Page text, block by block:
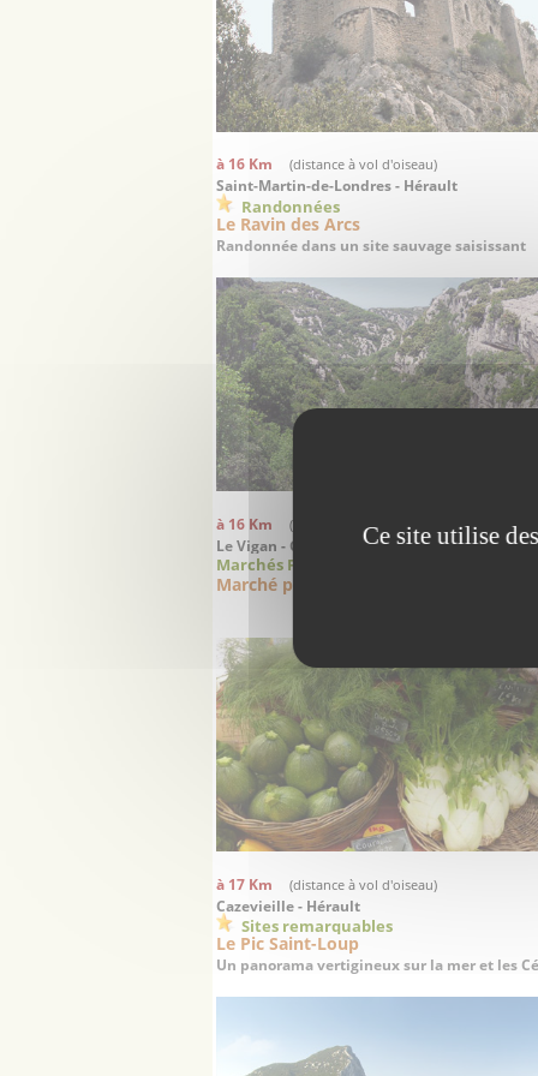
à 16 Km (distance à vol d'oiseau)
Saint-Martin-de-Londres - Hérault
Randonnées
Le Ravin des Arcs
Randonnée dans un site sauvage saisissant
à 16 Km (distance à vol d'oiseau)
Le Vigan - Gard
Marchés Foires
Marché paysan du Vigan
à 17 Km (distance à vol d'oiseau)
Cazevieille - Hérault
Sites remarquables
Le Pic Saint-Loup
Un panorama vertigineux sur la mer et les
Ce site utilise